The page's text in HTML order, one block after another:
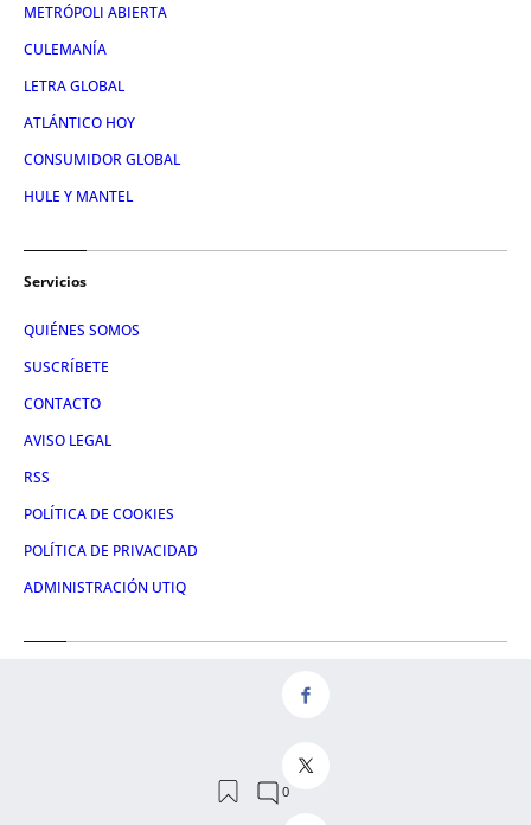
METRÓPOLI ABIERTA
CULEMANÍA
LETRA GLOBAL
ATLÁNTICO HOY
CONSUMIDOR GLOBAL
HULE Y MANTEL
Servicios
QUIÉNES SOMOS
SUSCRÍBETE
CONTACTO
AVISO LEGAL
RSS
POLÍTICA DE COOKIES
POLÍTICA DE PRIVACIDAD
ADMINISTRACIÓN UTIQ